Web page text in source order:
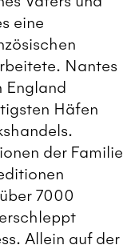
eine
Nantes
England
Häfen
der Familie
7000
Allein auf der